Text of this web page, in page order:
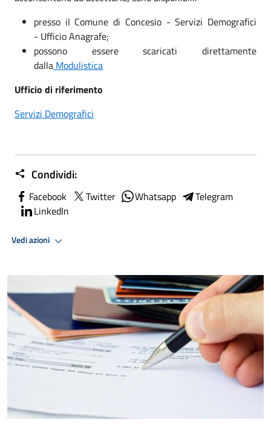
presso il Comune di Concesio - Servizi Demografici
- Ufficio Anagrafe;
possono essere scaricati direttamente
dalla Modulistica
Ufficio di riferimento
Servizi Demografici
Condividi:
Facebook Twitter Whatsapp
Telegram
LinkedIn
Vedi azioni